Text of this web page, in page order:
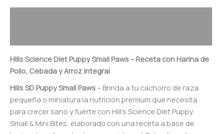
Hills Science Diet Puppy Small Paws – Receta con Harina de
Pollo, Cebada y Arroz Integral
Hills SD Puppy Small Paws – Brinda a tu cachorro de raza
pequeña o miniatura la nutrición premium que necesita
para crecer sano y fuerte con Hill’s Science Diet Puppy
Small & Mini Bites, elaborado con una receta a base de